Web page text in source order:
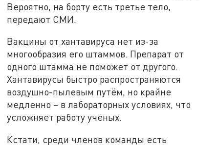
Вероятно, на борту есть третье тело,
передают СМИ.
Вакцины от хантавируса нет из-за
многообразия его штаммов. Препарат от
одного штамма не поможет от другого.
Хантавирусы быстро распространяются
воздушно-пылевым путём, но крайне
медленно – в лабораторных условиях, что
усложняет работу учёных.
Кстати, среди членов команды есть